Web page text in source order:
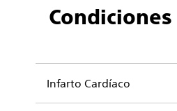
Infarto Cardíaco